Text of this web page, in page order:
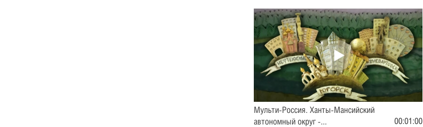
Мульти-Россия. Ханты-Мансийский
автономный округ -...
00:01:00